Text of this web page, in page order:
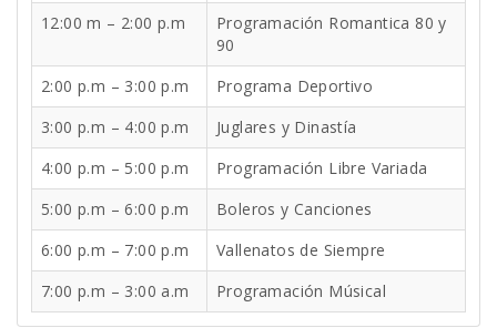
12:00 m – 2:00 p.m
Programación Romantica 80 y
90
2:00 p.m – 3:00 p.m
Programa Deportivo
3:00 p.m – 4:00 p.m
Juglares y Dinastía
4:00 p.m – 5:00 p.m
Programación Libre Variada
5:00 p.m – 6:00 p.m
Boleros y Canciones
6:00 p.m – 7:00 p.m
Vallenatos de Siempre
7:00 p.m – 3:00 a.m
Programación Músical